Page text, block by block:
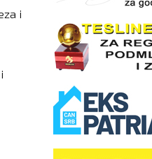
i